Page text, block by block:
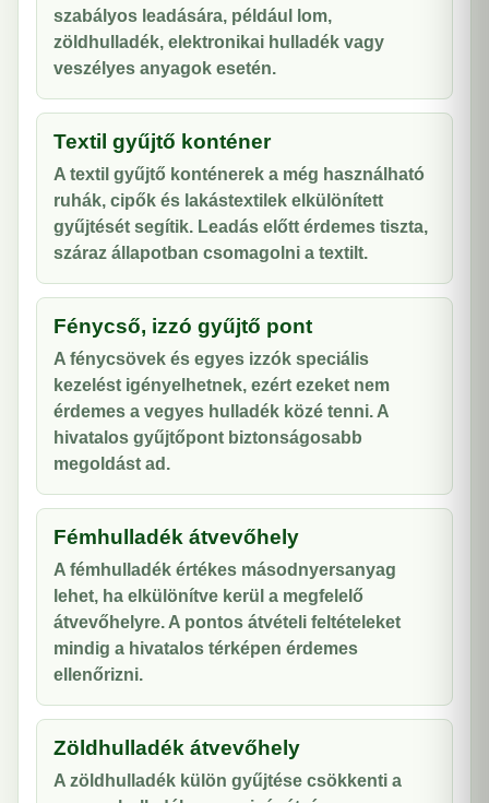
szabályos leadására, például lom,
zöldhulladék, elektronikai hulladék vagy
veszélyes anyagok esetén.
Textil gyűjtő konténer
A textil gyűjtő konténerek a még használható
ruhák, cipők és lakástextilek elkülönített
gyűjtését segítik. Leadás előtt érdemes tiszta,
száraz állapotban csomagolni a textilt.
Fénycső, izzó gyűjtő pont
A fénycsövek és egyes izzók speciális
kezelést igényelhetnek, ezért ezeket nem
érdemes a vegyes hulladék közé tenni. A
hivatalos gyűjtőpont biztonságosabb
megoldást ad.
Fémhulladék átvevőhely
A fémhulladék értékes másodnyersanyag
lehet, ha elkülönítve kerül a megfelelő
átvevőhelyre. A pontos átvételi feltételeket
mindig a hivatalos térképen érdemes
ellenőrizni.
Zöldhulladék átvevőhely
A zöldhulladék külön gyűjtése csökkenti a